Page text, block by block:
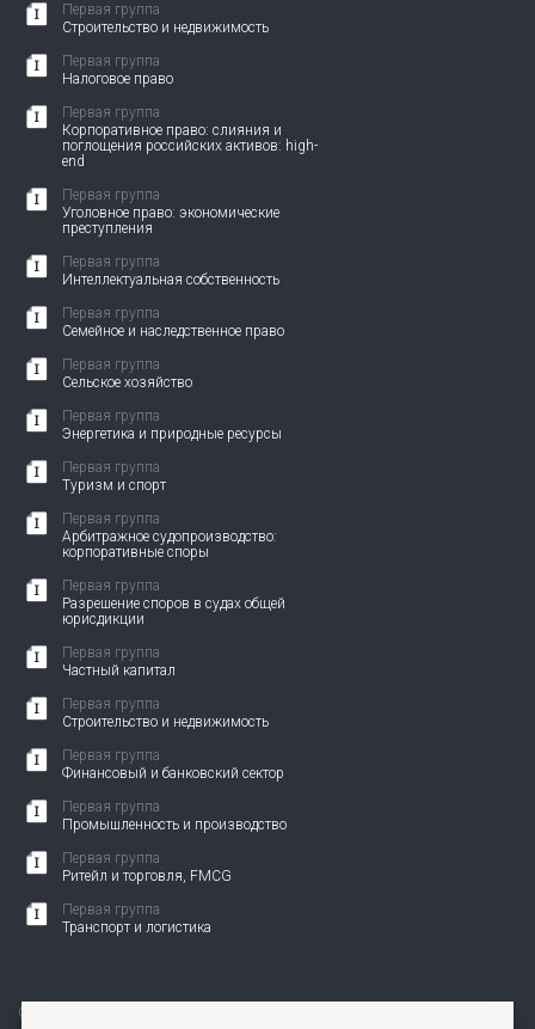
Первая группа
Строительство и недвижимость
Первая группа
Налоговое право
Первая группа
Корпоративное право: слияния и
поглощения российских активов: high-
end
Первая группа
Уголовное право: экономические
преступления
Первая группа
Интеллектуальная собственность
Первая группа
Семейное и наследственное право
Первая группа
Сельское хозяйство
Первая группа
Энергетика и природные ресурсы
Первая группа
Туризм и спорт
Первая группа
Арбитражное судопроизводство:
корпоративные споры
Первая группа
Разрешение споров в судах общей
юрисдикции
Первая группа
Частный капитал
Первая группа
Строительство и недвижимость
Первая группа
Финансовый и банковский сектор
Первая группа
Промышленность и производство
Первая группа
Ритейл и торговля, FMCG
Первая группа
Транспорт и логистика
© 2010-2026 АНП ЗЕНИТ. Все права защищены.